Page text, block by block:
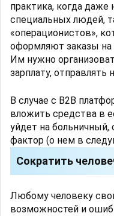
практика, когда
специальных людей,
«операционистов»,
оформляют заказы на
Им нужно
зарплату, отправлять
В случае с B2B
вложить средства в
уйдет на больничный,
фактор (о нем в
Сократить
Любому человеку
возможностей и